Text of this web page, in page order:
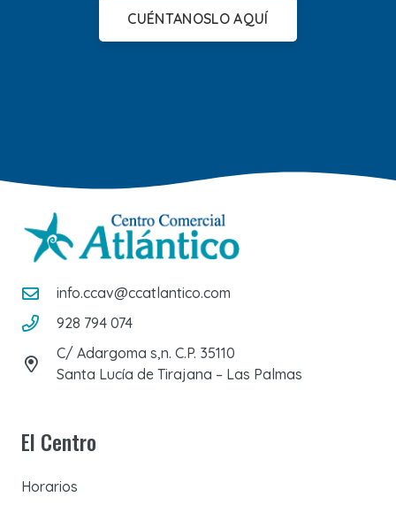
CUÉNTANOSLO AQUÍ
info.ccav@ccatlantico.com
928 794 074
C/ Adargoma s,n. C.P. 35110
Santa Lucía de Tirajana – Las Palmas
El Centro
Horarios